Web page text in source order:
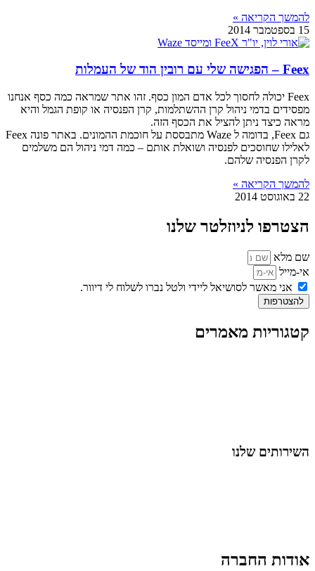
להמשך הקריאה »
15 בספטמבר 2014
Feex – הפגישה שלי עם רובין הוד של העמלות
Feex יכולה לחסוך לכל אדם המון כסף. זהו אתר שמראה כמה כסף אנחנו
מפסידים בדמי ניהול קרן ההשתלמות, קרן הפנסיה או קופת הגמל והיא
מראה כיצד ניתן להציל את הכסף הזה.
גם Feex, בדומה ל Waze מתבססת על חוכמת ההמונים. באתר פונה Feex
לאלילו שחוסכים לפנסיה ושואלת אותם – כמה דמי ניהול הם משלמים
לקרן הפנסיה שלהם.
להמשך הקריאה »
22 באוגוסט 2014
הצטרפו לניוזלטר שלנו
שם מלא
אי-מייל
אני מאשר לסושיאל ליידי ולטל נברו לשלוח לי דיוור.
להצטרפות
קטגוריות מאמרים
השירותים שלנו
אודות החברה